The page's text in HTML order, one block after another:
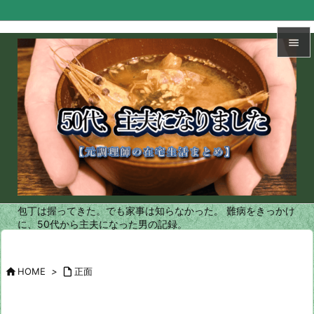


メニュ

サイド

前へ

次へ

検索
包丁は握ってきた。でも家事は知らなかった。 難病をきっかけ
に、50代から主夫になった男の記録。
HOME >  正面